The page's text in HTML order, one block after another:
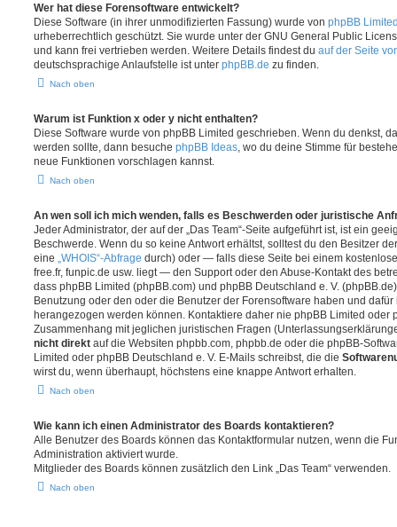
Wer hat diese Forensoftware entwickelt?
Diese Software (in ihrer unmodifizierten Fassung) wurde von phpBB
urheberrechtlich geschützt. Sie wurde unter der GNU General Public
und kann frei vertrieben werden. Weitere Details findest du auf der Seite
deutschsprachige Anlaufstelle ist unter phpBB.de zu finden.
Nach oben
Warum ist Funktion x oder y nicht enthalten?
Diese Software wurde von phpBB Limited geschrieben. Wenn du denkst,
werden sollte, dann besuche phpBB Ideas, wo du deine Stimme für
neue Funktionen vorschlagen kannst.
Nach oben
An wen soll ich mich wenden, falls es Beschwerden oder juristische
Jeder Administrator, der auf der „Das Team“-Seite aufgeführt ist, ist ein
Beschwerde. Wenn du so keine Antwort erhältst, solltest du den Besitzer
eine „WHOIS“-Abfrage durch) oder — falls diese Seite bei einem
free.fr, funpic.de usw. liegt — den Support oder den Abuse-Kontakt des
dass phpBB Limited (phpBB.com) und phpBB Deutschland e. V.
Benutzung oder den oder die Benutzer der Forensoftware haben und
herangezogen werden können. Kontaktiere daher nie phpBB Limited oder
Zusammenhang mit jeglichen juristischen Fragen
nicht direkt auf die Websiten phpbb.com, phpbb.de oder die phpBB-
Limited oder phpBB Deutschland e. V. E-Mails schreibst, die die
wirst du, wenn überhaupt, höchstens eine knappe Antwort erhalten.
Nach oben
Wie kann ich einen Administrator des Boards kontaktieren?
Alle Benutzer des Boards können das Kontaktformular nutzen, wenn die
Administration aktiviert wurde.
Mitglieder des Boards können zusätzlich den Link „Das Team“ verwenden.
Nach oben